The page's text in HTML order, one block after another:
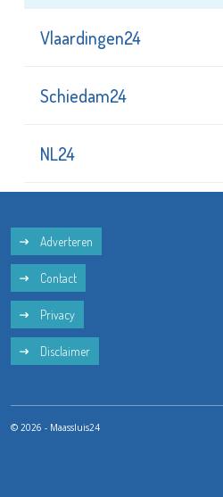
Vlaardingen24
Schiedam24
NL24
Adverteren
Contact
Privacy
Disclaimer
© 2026 - Maassluis24